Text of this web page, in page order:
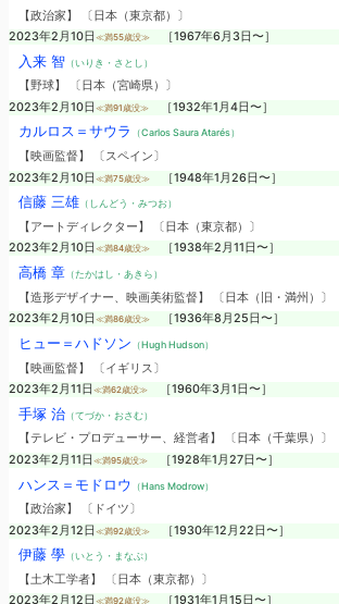
【政治家】 〔日本（東京都）〕
2023年2月10日 ≪満55歳没≫ ［1967年6月3日〜］
入来 智（いりき・さとし）
【野球】 〔日本（宮崎県）〕
2023年2月10日 ≪満91歳没≫ ［1932年1月4日〜］
カルロス＝サウラ （Carlos Saura Atarés）
【映画監督】 〔スペイン〕
2023年2月10日 ≪満75歳没≫ ［1948年1月26日〜］
信藤 三雄（しんどう・みつお）
【アートディレクター】 〔日本（東京都）〕
2023年2月10日 ≪満84歳没≫ ［1938年2月11日〜］
高橋 章（たかはし・あきら）
【造形デザイナー、映画美術監督】 〔日本（旧・満州）〕
2023年2月10日 ≪満86歳没≫ ［1936年8月25日〜］
ヒュー＝ハドソン （Hugh Hudson）
【映画監督】 〔イギリス〕
2023年2月11日 ≪満62歳没≫ ［1960年3月1日〜］
手塚 治（てづか・おさむ）
【テレビ・プロデューサー、経営者】 〔日本（千葉県）〕
2023年2月11日 ≪満95歳没≫ ［1928年1月27日〜］
ハンス＝モドロウ （Hans Modrow）
【政治家】 〔ドイツ〕
2023年2月12日 ≪満92歳没≫ ［1930年12月22日〜］
伊藤 學（いとう・まなぶ）
【土木工学者】 〔日本（東京都）〕
2023年2月12日 ≪満92歳没≫ ［1931年1月15日〜］